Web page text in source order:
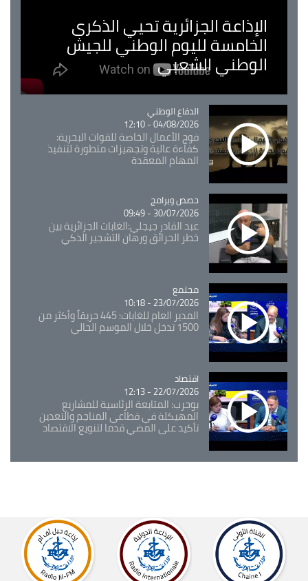
الإذاعة الجزائرية تحيي الذكرى
الخامسة لليوم الوطني للجيش
الوطني الشعبي
Catégorie
الدفاع الوطني
04/08/2026 - 12:10
فوج الأعمال الخاصة للقوات البحرية:
كفاءة عالية وتجهيزات متطورة لتنفيذ
المهام المعقدة
Catégorie
حصص وبرامج
30/07/2026 - 09:49
عبد القادر جيجلي:الغابات الجزائرية بين
خطر الحرائق ورهان التشجير الذكي
Catégorie
مجتمع
23/07/2026 - 10:18
المدير العام للغابات: 445 حريقاً وأكثر من
1500 تدخل خلال الموسم الحالي
Catégorie
اقتصاد
22/07/2026 - 12:13
بوحرب: المتابعة الرئاسية للمشاريع
المهيكلة في قطاعي المناجم والتعدين
تأكيد على المضي قدما لتنويع الاقتصاد